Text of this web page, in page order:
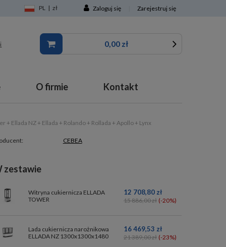
PL | zł Zaloguj się Zarejestruj się
0,00 zł
O firmie Kontakt
Ellada NZ + Ellada + Rolando + Rollada + Apollo + Lynx
CEBEA
zestawie
Witryna cukiernicza ELLADA
TOWER
12 708,80 zł
15 886,00 zł (-20%)
Lada cukiernicza narożnikowa
ELLADA NZ 1300x1300x1480
16 469,53 zł
21 389,00 zł (-23%)